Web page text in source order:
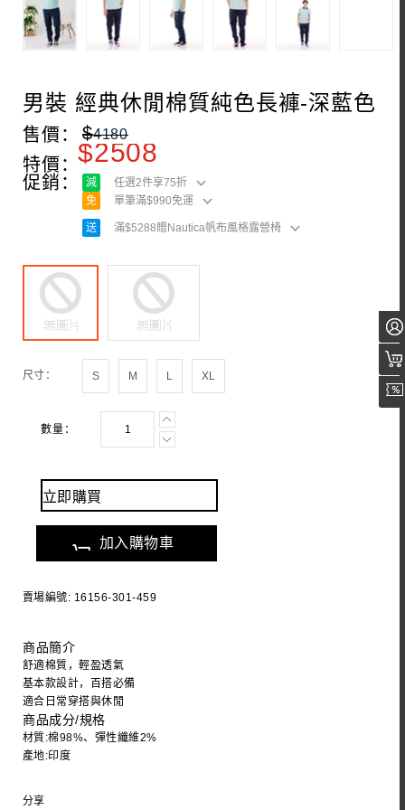
男裝 經典休閒棉質純色長褲-深藍色
售價： $4180
特價：$2508
促銷： 減
任選2件享75折
免
單筆滿$990免運
送 滿$5288贈Nautica帆布風格露營椅
尺寸：
數量：
立即購買
加入購物車
賣場編號: 16156-301-459
商品簡介
舒適棉質，輕盈透氣
基本款設計，百搭必備
適合日常穿搭與休閒
商品成分/規格
材質:棉98%、彈性纖維2%
產地:印度
分享